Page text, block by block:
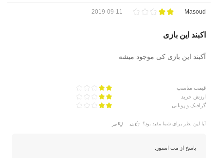
Masoud
2019-09-11
اکبند این بازی
آکبند این بازی کی موجود میشه
قیمت مناسب
ارزش خرید
گرافیک و پویایی
آیا این نظر برای شما مفید بود؟ بله خیر
پاسخ از مت استور: